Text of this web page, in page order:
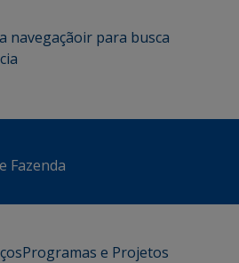
navegaçãoir para busca
Fazenda
Programas e Projetos